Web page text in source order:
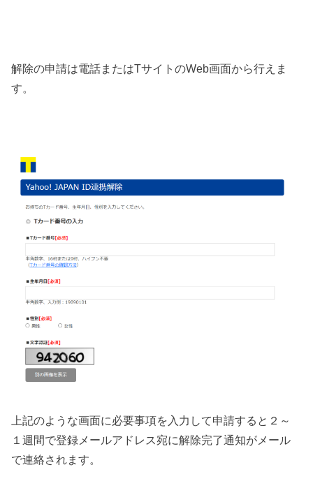
解除の申請は電話またはTサイトのWeb画面から行えま
す。
上記のような画面に必要事項を入力して申請すると２～
１週間で登録メールアドレス宛に解除完了通知がメール
で連絡されます。